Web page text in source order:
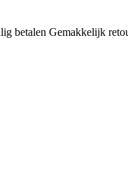
betalen Gemakkelijk